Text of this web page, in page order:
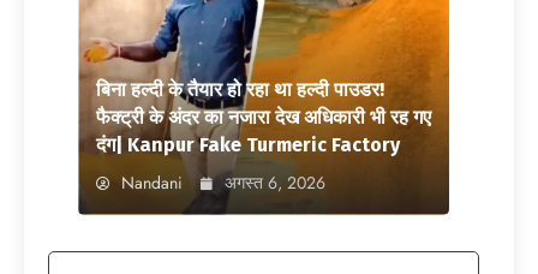
बिना हल्दी के तैयार हो रहा था हल्दी पाउडर!
फैक्ट्री के अंदर का नजारा देख अधिकारी भी रह गए
दंग| Kanpur Fake Turmeric Factory
Nandani अगस्त 6, 2026